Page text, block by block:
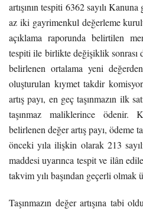
artışının tespiti 6362 sayılı
az iki gayrimenkul değerleme
açıklama raporunda belirtilen
tespiti ile birlikte değişiklik sonrası
belirlenen ortalama yeni
oluşturulan kıymet takdir
artış payı, en geç taşınmazın ilk
taşınmaz maliklerince ödenir.
belirlenen değer artış payı, ödeme
önceki yıla ilişkin olarak 213
maddesi uyarınca tespit ve ilân
takvim yılı başından geçerli olmak
Taşınmazın değer artışına tabi